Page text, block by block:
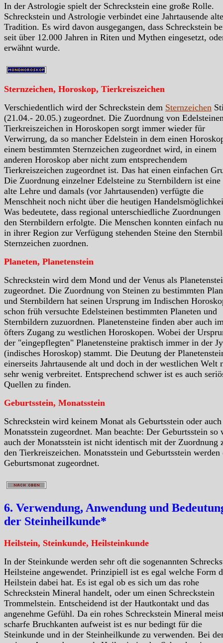
In der Astrologie spielt der Schreckstein eine große Rolle.
Schreckstein und Astrologie verbindet eine Jahrtausende alte
Tradition. Es wird davon ausgegangen, dass Schreckstein
seit über 12.000 Jahren in Riten und Mythen eingesetzt,
erwähnt wurde.
Sternzeichen, Horoskop, Tierkreiszeichen
Verschiedentlich wird der Schreckstein dem Sternzeichen
(21.04.- 20.05.) zugeordnet. Die Zuordnung von
Tierkreiszeichen in Horoskopen sorgt immer wieder für
Verwirrung, da so mancher Edelstein in dem einen
einem bestimmten Sternzeichen zugeordnet wird, in einem
anderen Horoskop aber nicht zum entsprechendem
Tierkreiszeichen zugeordnet ist. Das hat einen einfachen
Die Zuordnung einzelner Edelsteine zu Sternbildern ist eine
alte Lehre und damals (vor Jahrtausenden) verfügte die
Menschheit noch nicht über die heutigen
Was bedeutete, dass regional unterschiedliche Zuordnungen
den Sternbildern erfolgte. Die Menschen konnten einfach
in ihrer Region zur Verfügung stehenden Steine den
Sternzeichen zuordnen.
Planeten, Planetenstein
Schreckstein wird dem Mond und der Venus als
zugeordnet. Die Zuordnung von Steinen zu bestimmten
und Sternbildern hat seinen Ursprung im Indischen
schon früh versuchte Edelsteinen bestimmten Planeten und
Sternbildern zuzuordnen. Planetensteine finden aber auch
öfters Zugang zu westlichen Horoskopen. Wobei der
der "eingepflegten" Planetensteine praktisch immer in der
(indisches Horoskop) stammt. Die Deutung der
einerseits Jahrtausende alt und doch in der westlichen Welt
sehr wenig verbreitet. Entsprechend schwer ist es auch
Quellen zu finden.
Geburtsstein, Monatsstein
Schreckstein wird keinem Monat als Geburtsstein oder auch
Monatsstein zugeordnet. Man beachte: Der Geburtsstein so
auch der Monatsstein ist nicht identisch mit der Zuordnung
den Tierkreiszeichen. Monatsstein und Geburtsstein werden
Geburtsmonat zugeordnet.
6. Verwendung, Anwendung und
der Steinheilkunde*
Heilstein, Steinkunde, Heilsteinkunde
In der Steinkunde werden sehr oft die sogenannten
Heilsteine angewendet. Prinzipiell ist es egal welche Form
Heilstein dabei hat. Es ist egal ob es sich um das rohe
Schreckstein Mineral handelt, oder um einen Schreckstein
Trommelstein. Entscheidend ist der Hautkontakt und das
angenehme Gefühl. Da ein rohes Schreckstein Mineral
scharfe Bruchkanten aufweist ist es nur bedingt für die
Steinkunde und in der Steinheilkunde zu verwenden. Bei